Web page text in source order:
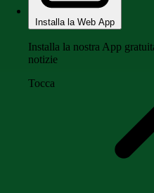
Installa la Web App
Installa la nostra App
notizie
Tocca